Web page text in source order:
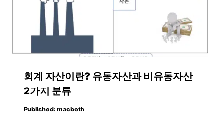
회계 자산이란? 유동자산과 비유동자산
2가지 분류
Published: macbeth